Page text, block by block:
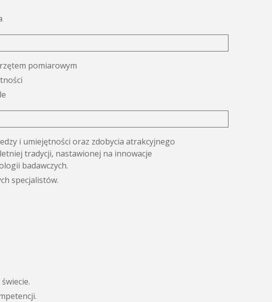
pomiarowym
i umiejętności oraz zdobycia atrakcyjnego
tradycji, nastawionej na innowacje
badawczych.
specjalistów.